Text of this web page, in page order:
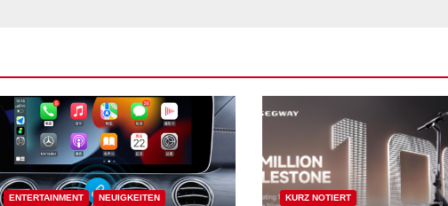
ENTERTAINMENT NEUIGKEITEN KURZ NOTIERT